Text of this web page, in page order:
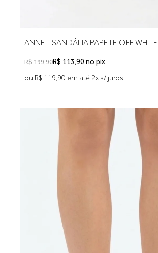
ANNE - SANDÁLIA PAPETE OFF WHITE
R$ 199,90R$ 113,90 no pix
ou R$ 119,90 em até 2x s/ juros